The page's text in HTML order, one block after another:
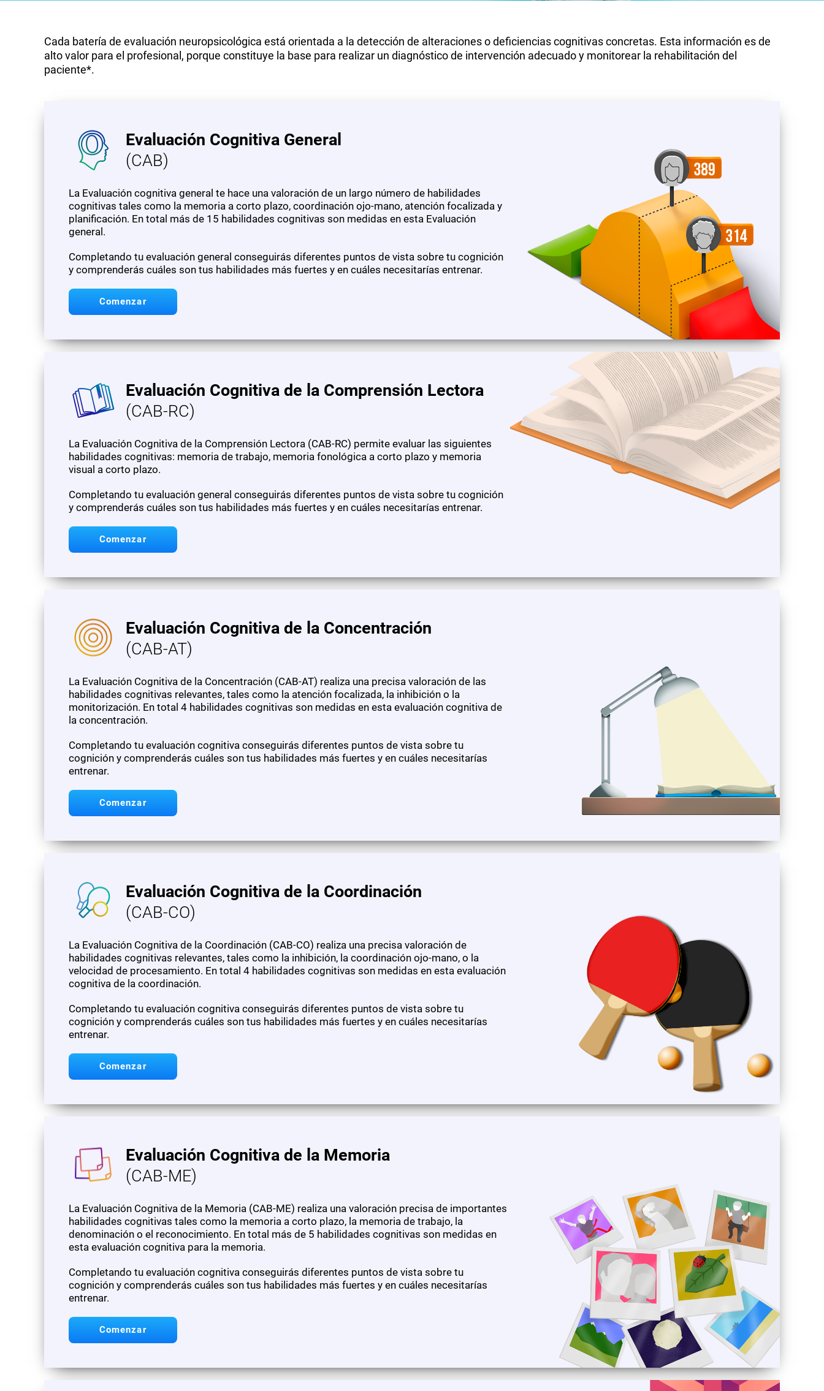
Cada batería de evaluación neuropsicológica está orientada a la detección de alteraciones o deficiencias cognitivas concretas. Esta información es de
alto valor para el profesional, porque constituye la base para realizar un diagnóstico de intervención adecuado y monitorear la rehabilitación del
paciente*.
Evaluación Cognitiva General
(CAB)
La Evaluación cognitiva general te hace una valoración de un largo número de habilidades
cognitivas tales como la memoria a corto plazo, coordinación ojo-mano, atención focalizada y
planificación. En total más de 15 habilidades cognitivas son medidas en esta Evaluación
general.
Completando tu evaluación general conseguirás diferentes puntos de vista sobre tu cognición
y comprenderás cuáles son tus habilidades más fuertes y en cuáles necesitarías entrenar.
Comenzar
Evaluación Cognitiva de la Comprensión Lectora
(CAB-RC)
La Evaluación Cognitiva de la Comprensión Lectora (CAB-RC) permite evaluar las siguientes
habilidades cognitivas: memoria de trabajo, memoria fonológica a corto plazo y memoria
visual a corto plazo.
Completando tu evaluación general conseguirás diferentes puntos de vista sobre tu cognición
y comprenderás cuáles son tus habilidades más fuertes y en cuáles necesitarías entrenar.
Comenzar
Evaluación Cognitiva de la Concentración
(CAB-AT)
La Evaluación Cognitiva de la Concentración (CAB-AT) realiza una precisa valoración de las
habilidades cognitivas relevantes, tales como la atención focalizada, la inhibición o la
monitorización. En total 4 habilidades cognitivas son medidas en esta evaluación cognitiva de
la concentración.
Completando tu evaluación cognitiva conseguirás diferentes puntos de vista sobre tu
cognición y comprenderás cuáles son tus habilidades más fuertes y en cuáles necesitarías
entrenar.
Comenzar
Evaluación Cognitiva de la Coordinación
(CAB-CO)
La Evaluación Cognitiva de la Coordinación (CAB-CO) realiza una precisa valoración de
habilidades cognitivas relevantes, tales como la inhibición, la coordinación ojo-mano, o la
velocidad de procesamiento. En total 4 habilidades cognitivas son medidas en esta evaluación
cognitiva de la coordinación.
Completando tu evaluación cognitiva conseguirás diferentes puntos de vista sobre tu
cognición y comprenderás cuáles son tus habilidades más fuertes y en cuáles necesitarías
entrenar.
Comenzar
Evaluación Cognitiva de la Memoria
(CAB-ME)
La Evaluación Cognitiva de la Memoria (CAB-ME) realiza una valoración precisa de importantes
habilidades cognitivas tales como la memoria a corto plazo, la memoria de trabajo, la
denominación o el reconocimiento. En total más de 5 habilidades cognitivas son medidas en
esta evaluación cognitiva para la memoria.
Completando tu evaluación cognitiva conseguirás diferentes puntos de vista sobre tu
cognición y comprenderás cuáles son tus habilidades más fuertes y en cuáles necesitarías
entrenar.
Comenzar